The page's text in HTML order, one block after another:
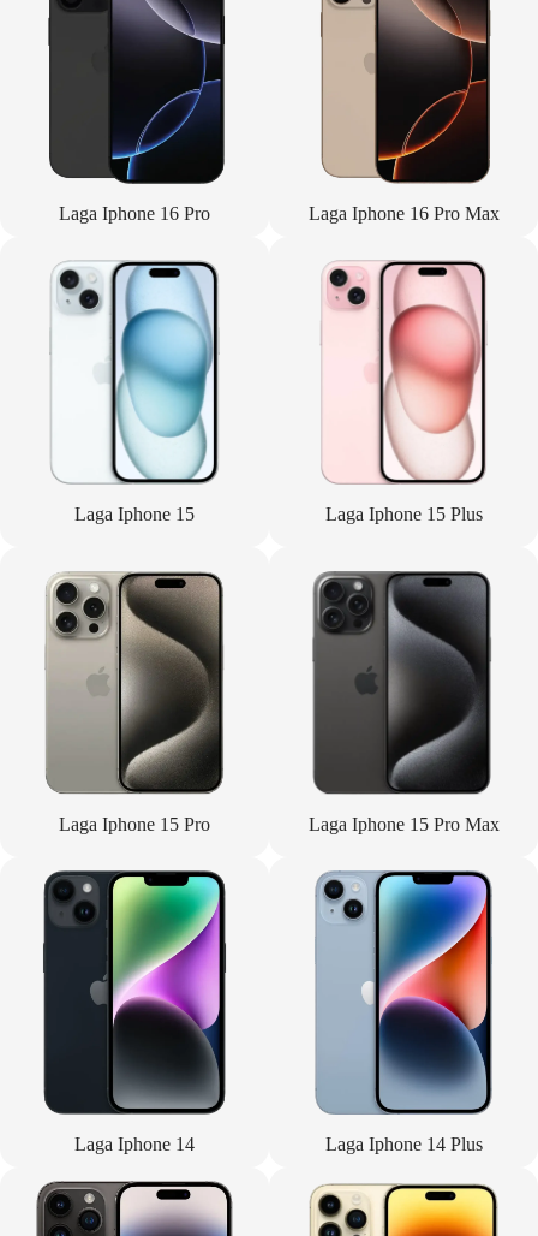
Laga Iphone 16 Pro Laga Iphone 16 Pro Max
Laga Iphone 15 Laga Iphone 15 Plus
Laga Iphone 15 Pro Laga Iphone 15 Pro Max
Laga Iphone 14 Laga Iphone 14 Plus